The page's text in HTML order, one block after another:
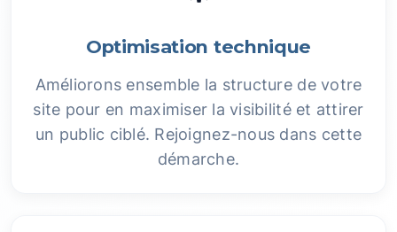
Optimisation technique
Améliorons ensemble la structure de votre
site pour en maximiser la visibilité et attirer
un public ciblé. Rejoignez-nous dans cette
démarche.